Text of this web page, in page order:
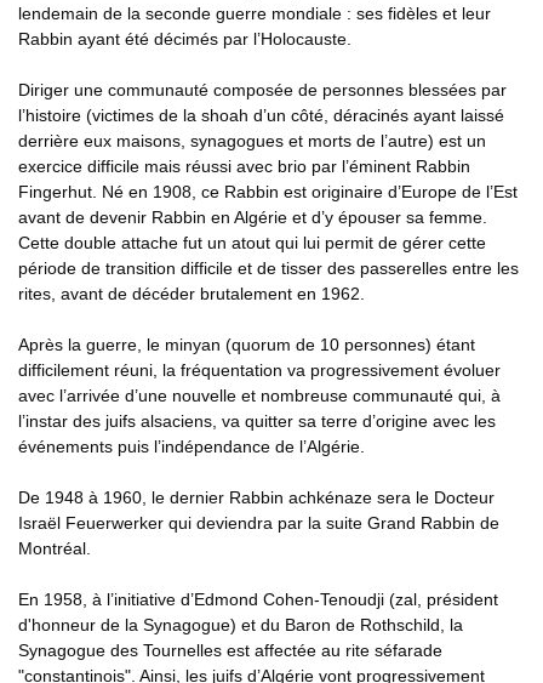
lendemain de la seconde guerre mondiale : ses fidèles et leur
Rabbin ayant été décimés par l’Holocauste.
Diriger une communauté composée de personnes blessées par
l’histoire (victimes de la shoah d’un côté, déracinés ayant laissé
derrière eux maisons, synagogues et morts de l’autre) est un
exercice difficile mais réussi avec brio par l’éminent Rabbin
Fingerhut. Né en 1908, ce Rabbin est originaire d’Europe de l’Est
avant de devenir Rabbin en Algérie et d’y épouser sa femme.
Cette double attache fut un atout qui lui permit de gérer cette
période de transition difficile et de tisser des passerelles entre les
rites, avant de décéder brutalement en 1962.
Après la guerre, le minyan (quorum de 10 personnes) étant
difficilement réuni, la fréquentation va progressivement évoluer
avec l’arrivée d’une nouvelle et nombreuse communauté qui, à
l’instar des juifs alsaciens, va quitter sa terre d’origine avec les
événements puis l’indépendance de l’Algérie.
De 1948 à 1960, le dernier Rabbin achkénaze sera le Docteur
Israël Feuerwerker qui deviendra par la suite Grand Rabbin de
Montréal.
En 1958, à l’initiative d’Edmond Cohen-Tenoudji (zal, président
d'honneur de la Synagogue) et du Baron de Rothschild, la
Synagogue des Tournelles est affectée au rite séfarade
"constantinois". Ainsi, les juifs d’Algérie vont progressivement